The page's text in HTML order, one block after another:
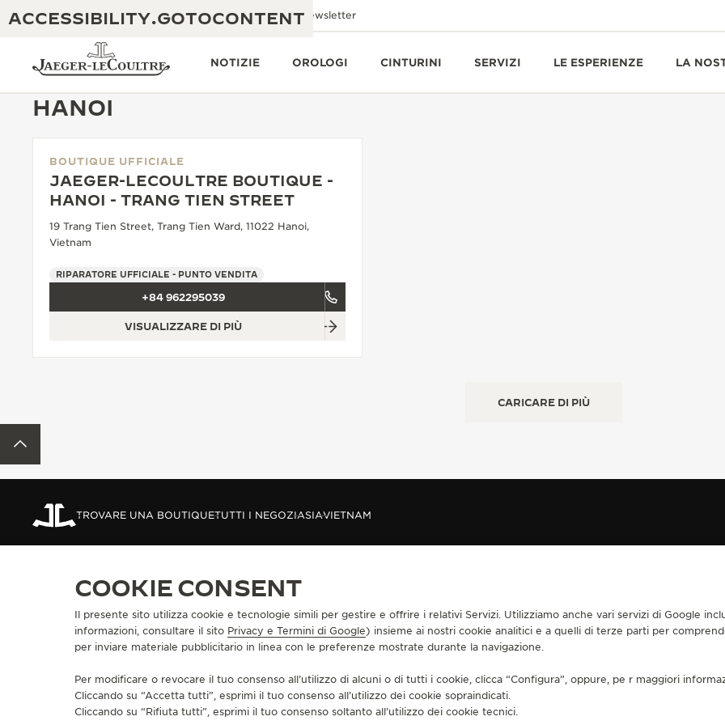
ACCESSIBILITY.GOTOCONTENT
Inviaci un'e-mail Boutiques Newsletter
NOTIZIE OROLOGI CINTURINI SERVIZI LE ESPERIENZE LA
GARANZIA DEI SEGNATEMPO
THE GOLDEN RATIO MUSICAL SHOW
IL REVERSO 1931 CAFÉ
MOSTRA “THE PERPETUAL
TIMEKEEPER”
THE DREAM SHAPER
ECCELLENZA: OLTRE 190 ANNI DI TRADIZIONE
INGEGNO: OLTRE 1.400 CALIBRI
MAESTRIA: 108 MESTIERI
HANOI
BOUTIQUE UFFICIALE
JAEGER-LECOULTRE BOUTIQUE -
HANOI - TRANG TIEN STREET
19 Trang Tien Street, Trang Tien Ward, 11022 Hanoi,
Vietnam
RIPARATORE UFFICIALE - PUNTO VENDITA
+84 962295039
VISUALIZZARE DI PIÙ
CARICARE DI PIÙ
TROVARE UNA BOUTIQUETUTTI I NEGOZIASIAVIETNAM
INFORMAZIONI SU DI NOI
UNA MANIFATTURA-ATELIER FONDATA
NEL 1833
SI UNISCA ALLA NOSTRA MAISON
SERVIZI
SERVIZI E-COMMERCE
SERVIZI POST-VENDITA
GARANZIA JAEGER-LECOULTRE
DOMANDE FREQUENTI
TROVARE UNA BOUTIQUE
PRENOTA UN APPUNTAMENTO
CONTATTO JAEGER-LECOULTRE
COOKIE CONSENT
Il presente sito utilizza cookie e tecnologie simili per gestire e offrire i relativi Servizi. Utilizziamo anche vari servizi di Google
informazioni, consultare il sito Privacy e Termini di Google) insieme ai nostri cookie analitici e a quelli di terze parti per
per inviare materiale pubblicitario in linea con le preferenze mostrate durante la navigazione.
Per modificare o revocare il tuo consenso all’utilizzo di alcuni o di tutti i cookie, clicca “Configura”, oppure, pe r maggiori
Cliccando su “Accetta tutti”, esprimi il tuo consenso all’utilizzo dei cookie sopraindicati.
Cliccando su “Rifiuta tutti”, esprimi il tuo consenso soltanto all’utilizzo dei cookie tecnici.